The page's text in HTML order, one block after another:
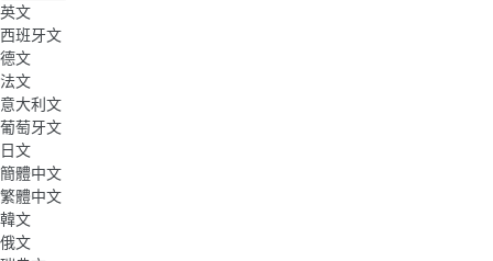
英文
西班牙文
德文
法文
意大利文
葡萄牙文
日文
簡體中文
繁體中文
韓文
俄文